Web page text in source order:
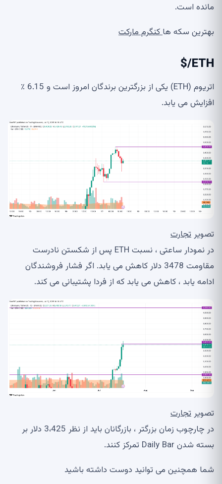
مانده است.
بهترین سکه هاکنگرم مارکت
ETH/$
اتریوم (ETH) یکی از بزرگترین برندگان امروز است و 6.15 ٪
افزایش می یابد.
تصویر تجارت
در نمودار ساعتی ، نسبت ETH پس از شکستن نادرست
مقاومت 3478 دلار کاهش می یابد. اگر فشار فروشندگان
ادامه یابد ، کاهش می یابد که از فردا پشتیبانی می کند.
تصویر تجارت
در چارچوب زمان بزرگتر ، بازرگانان باید از نظر 3،425 دلار بر
بسته شدن Daily Bar تمرکز کنند.
شما همچنین می توانید دوست داشته باشید